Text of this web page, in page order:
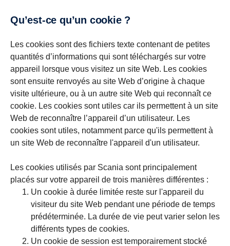
Qu’est-ce qu’un cookie ?
Les cookies sont des fichiers texte contenant de petites
quantités d’informations qui sont téléchargés sur votre
appareil lorsque vous visitez un site Web. Les cookies
sont ensuite renvoyés au site Web d’origine à chaque
visite ultérieure, ou à un autre site Web qui reconnaît ce
cookie. Les cookies sont utiles car ils permettent à un site
Web de reconnaître l’appareil d’un utilisateur. Les
cookies sont utiles, notamment parce qu'ils permettent à
un site Web de reconnaître l'appareil d'un utilisateur.
Les cookies utilisés par Scania sont principalement
placés sur votre appareil de trois manières différentes :
Un cookie à durée limitée reste sur l'appareil du
visiteur du site Web pendant une période de temps
prédéterminée. La durée de vie peut varier selon les
différents types de cookies.
Un cookie de session est temporairement stocké